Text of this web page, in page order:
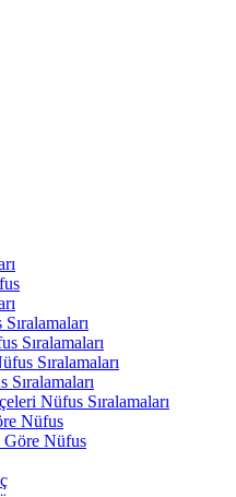
Sıralamaları
Sıralamaları
Nüfus Sıralamaları
Nüfus
Nüfus